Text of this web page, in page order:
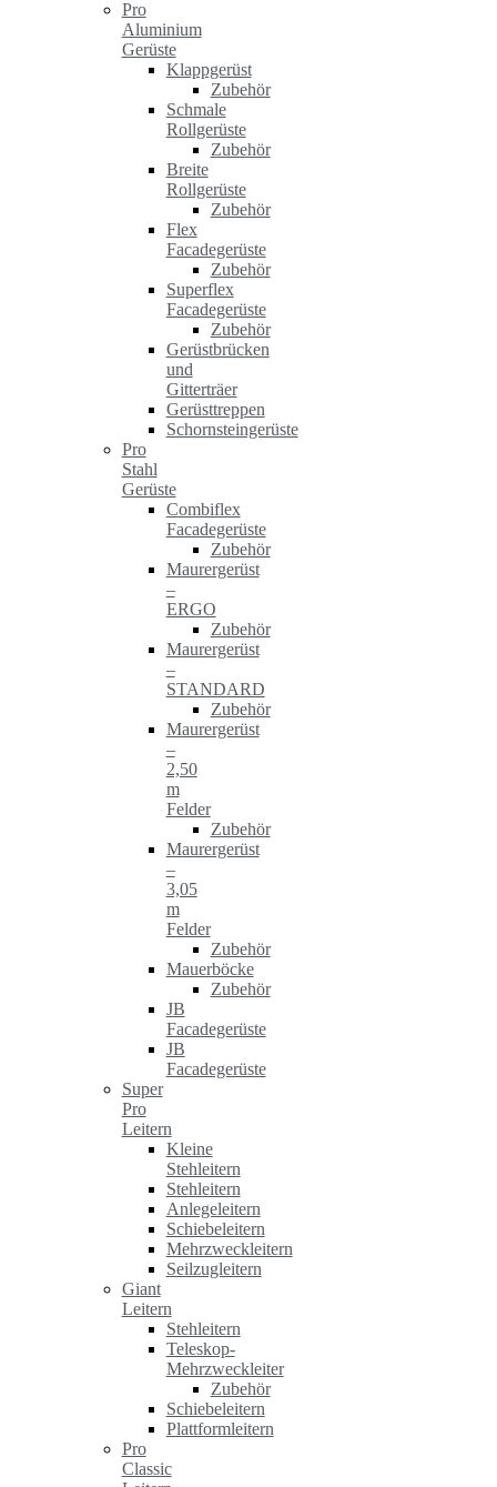
Pro
Aluminium
Gerüste
Klappgerüst
Zubehör
Schmale
Rollgerüste
Zubehör
Breite
Rollgerüste
Zubehör
Flex
Facadegerüste
Zubehör
Superflex
Facadegerüste
Zubehör
Gerüstbrücken
und
Gitterträer
Gerüsttreppen
Schornsteingerüste
Pro
Stahl
Gerüste
Combiflex
Facadegerüste
Zubehör
Maurergerüst
–
ERGO
Zubehör
Maurergerüst
–
STANDARD
Zubehör
Maurergerüst
–
2,50
m
Felder
Zubehör
Maurergerüst
–
3,05
m
Felder
Zubehör
Mauerböcke
Zubehör
JB
Facadegerüste
JB
Facadegerüste
Super
Pro
Leitern
Kleine
Stehleitern
Stehleitern
Anlegeleitern
Schiebeleitern
Mehrzweckleitern
Seilzugleitern
Giant
Leitern
Stehleitern
Teleskop-
Mehrzweckleiter
Zubehör
Schiebeleitern
Plattformleitern
Pro
Classic